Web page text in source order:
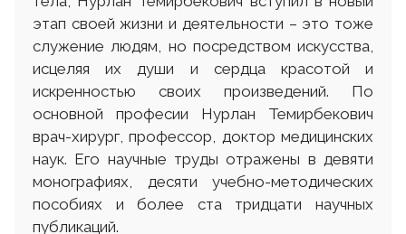
этап своей жизни и деятельности – это тоже
служение людям, но посредством искусства,
исцеляя их души и сердца красотой и
искренностью своих произведений. По
основной професии Нурлан Темирбекович
врач-хирург, профессор, доктор медицинских
наук. Его научные труды отражены в девяти
монографиях, десяти учебно-методических
пособиях и более ста тридцати научных
публикаций.